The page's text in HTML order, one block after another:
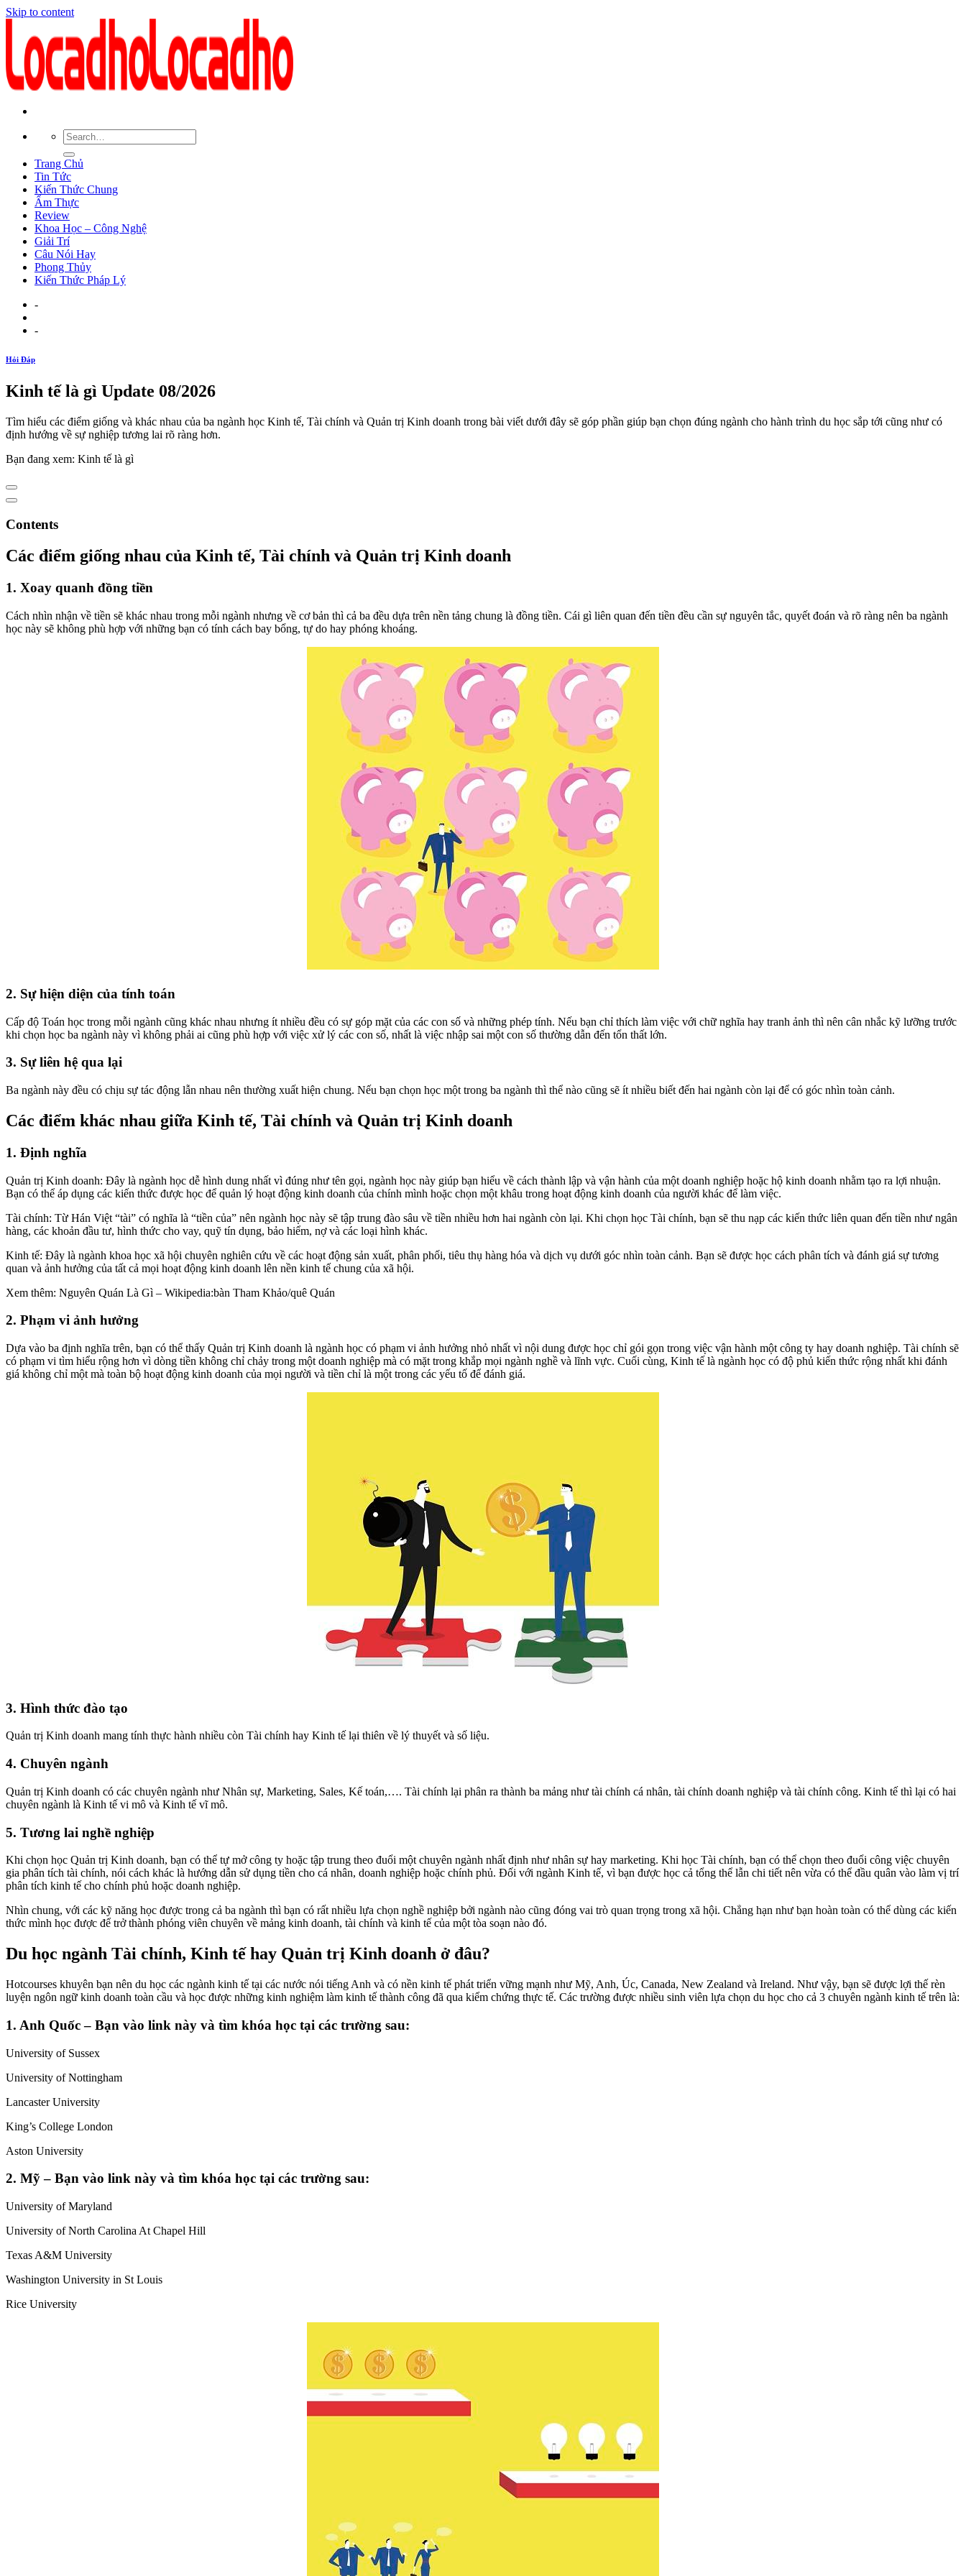
Skip to content
Trang Chủ
Tin Tức
Kiến Thức Chung
Ẩm Thực
Review
Khoa Học – Công Nghệ
Giải Trí
Câu Nói Hay
Phong Thủy
Kiến Thức Pháp Lý
-
-
Hỏi Đáp
Kinh tế là gì Update 08/2026
Tìm hiểu các điểm giống và khác nhau của ba ngành học Kinh tế, Tài chính và Quản trị Kinh doanh trong bài viết dưới đây sẽ góp phần giúp bạn chọn đúng ngành cho hành trình du học sắp tới cũng như có
định hướng về sự nghiệp tương lai rõ ràng hơn.
Bạn đang xem: Kinh tế là gì
Contents
Các điểm giống nhau của Kinh tế, Tài chính và Quản trị Kinh doanh
1. Xoay quanh đồng tiền
Cách nhìn nhận về tiền sẽ khác nhau trong mỗi ngành nhưng về cơ bản thì cả ba đều dựa trên nền tảng chung là đồng tiền. Cái gì liên quan đến tiền đều cần sự nguyên tắc, quyết đoán và rõ ràng nên ba ngành
học này sẽ không phù hợp với những bạn có tính cách bay bổng, tự do hay phóng khoáng.
2. Sự hiện diện của tính toán
Cấp độ Toán học trong mỗi ngành cũng khác nhau nhưng ít nhiều đều có sự góp mặt của các con số và những phép tính. Nếu bạn chỉ thích làm việc với chữ nghĩa hay tranh ảnh thì nên cân nhắc kỹ lưỡng trước
khi chọn học ba ngành này vì không phải ai cũng phù hợp với việc xử lý các con số, nhất là việc nhập sai một con số thường dẫn đến tổn thất lớn.
3. Sự liên hệ qua lại
Ba ngành này đều có chịu sự tác động lẫn nhau nên thường xuất hiện chung. Nếu bạn chọn học một trong ba ngành thì thể nào cũng sẽ ít nhiều biết đến hai ngành còn lại để có góc nhìn toàn cảnh.
Các điểm khác nhau giữa Kinh tế, Tài chính và Quản trị Kinh doanh
1. Định nghĩa
Quản trị Kinh doanh: Đây là ngành học dễ hình dung nhất vì đúng như tên gọi, ngành học này giúp bạn hiểu về cách thành lập và vận hành của một doanh nghiệp hoặc hộ kinh doanh nhằm tạo ra lợi nhuận.
Bạn có thể áp dụng các kiến thức được học để quản lý hoạt động kinh doanh của chính mình hoặc chọn một khâu trong hoạt động kinh doanh của người khác để làm việc.
Tài chính: Từ Hán Việt “tài” có nghĩa là “tiền của” nên ngành học này sẽ tập trung đào sâu về tiền nhiều hơn hai ngành còn lại. Khi chọn học Tài chính, bạn sẽ thu nạp các kiến thức liên quan đến tiền như ngân
hàng, các khoản đầu tư, hình thức cho vay, quỹ tín dụng, bảo hiểm, nợ và các loại hình khác.
Kinh tế: Đây là ngành khoa học xã hội chuyên nghiên cứu về các hoạt động sản xuất, phân phối, tiêu thụ hàng hóa và dịch vụ dưới góc nhìn toàn cảnh. Bạn sẽ được học cách phân tích và đánh giá sự tương
quan và ảnh hưởng của tất cả mọi hoạt động kinh doanh lên nền kinh tế chung của xã hội.
Xem thêm: Nguyên Quán Là Gì – Wikipedia:bàn Tham Khảo/quê Quán
2. Phạm vi ảnh hưởng
Dựa vào ba định nghĩa trên, bạn có thể thấy Quản trị Kinh doanh là ngành học có phạm vi ảnh hưởng nhỏ nhất vì nội dung được học chỉ gói gọn trong việc vận hành một công ty hay doanh nghiệp. Tài chính sẽ
có phạm vi tìm hiểu rộng hơn vì dòng tiền không chỉ chảy trong một doanh nghiệp mà có mặt trong khắp mọi ngành nghề và lĩnh vực. Cuối cùng, Kinh tế là ngành học có độ phủ kiến thức rộng nhất khi đánh
giá không chỉ một mà toàn bộ hoạt động kinh doanh của mọi người và tiền chỉ là một trong các yếu tố để đánh giá.
3. Hình thức đào tạo
Quản trị Kinh doanh mang tính thực hành nhiều còn Tài chính hay Kinh tế lại thiên về lý thuyết và số liệu.
4. Chuyên ngành
Quản trị Kinh doanh có các chuyên ngành như Nhân sự, Marketing, Sales, Kế toán,…. Tài chính lại phân ra thành ba mảng như tài chính cá nhân, tài chính doanh nghiệp và tài chính công. Kinh tế thì lại có hai
chuyên ngành là Kinh tế vi mô và Kinh tế vĩ mô.
5. Tương lai nghề nghiệp
Khi chọn học Quản trị Kinh doanh, bạn có thể tự mở công ty hoặc tập trung theo đuổi một chuyên ngành nhất định như nhân sự hay marketing. Khi học Tài chính, bạn có thể chọn theo đuổi công việc chuyên
gia phân tích tài chính, nói cách khác là hướng dẫn sử dụng tiền cho cá nhân, doanh nghiệp hoặc chính phủ. Đối với ngành Kinh tế, vì bạn được học cả tổng thể lẫn chi tiết nên vừa có thể đầu quân vào làm vị trí
phân tích kinh tế cho chính phủ hoặc doanh nghiệp.
Nhìn chung, với các kỹ năng học được trong cả ba ngành thì bạn có rất nhiều lựa chọn nghề nghiệp bởi ngành nào cũng đóng vai trò quan trọng trong xã hội. Chẳng hạn như bạn hoàn toàn có thể dùng các kiến
thức mình học được để trở thành phóng viên chuyên về mảng kinh doanh, tài chính và kinh tế của một tòa soạn nào đó.
Du học ngành Tài chính, Kinh tế hay Quản trị Kinh doanh ở đâu?
Hotcourses khuyên bạn nên du học các ngành kinh tế tại các nước nói tiếng Anh và có nền kinh tế phát triển vững mạnh như Mỹ, Anh, Úc, Canada, New Zealand và Ireland. Như vậy, bạn sẽ được lợi thế rèn
luyện ngôn ngữ kinh doanh toàn cầu và học được những kinh nghiệm làm kinh tế thành công đã qua kiểm chứng thực tế. Các trường được nhiều sinh viên lựa chọn du học cho cả 3 chuyên ngành kinh tế trên là:
1. Anh Quốc – Bạn vào link này và tìm khóa học tại các trường sau:
University of Sussex
University of Nottingham
Lancaster University
King’s College London
Aston University
2. Mỹ – Bạn vào link này và tìm khóa học tại các trường sau:
University of Maryland
University of North Carolina At Chapel Hill
Texas A&M University
Washington University in St Louis
Rice University